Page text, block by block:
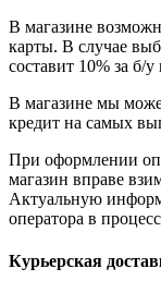
В магазине
карты. В случае
составит 10% за б/
В магазине мы
кредит на самых
При оформлении
магазин вправе
Актуальную
оператора в
Курьерская